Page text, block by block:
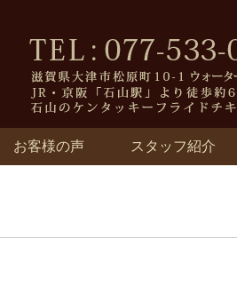
お客様の声 スタッフ紹介